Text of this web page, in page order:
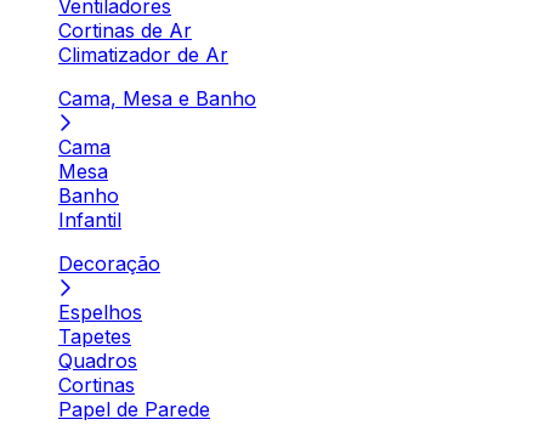
Ventiladores
Cortinas de Ar
Climatizador de Ar
Cama, Mesa e Banho
Cama
Mesa
Banho
Infantil
Decoração
Espelhos
Tapetes
Quadros
Cortinas
Papel de Parede